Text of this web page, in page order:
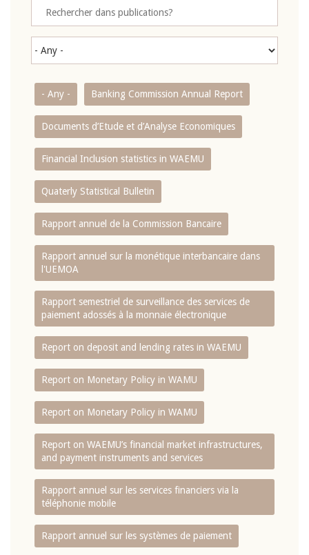
- Any - Banking Commission Annual Report
Documents d’Etude et d’Analyse Economiques
Financial Inclusion statistics in WAEMU
Quaterly Statistical Bulletin
Rapport annuel de la Commission Bancaire
Rapport annuel sur la monétique interbancaire dans
l'UEMOA
Rapport semestriel de surveillance des services de
paiement adossés à la monnaie électronique
Report on deposit and lending rates in WAEMU
Report on Monetary Policy in WAMU
Report on Monetary Policy in WAMU
Report on WAEMU’s financial market infrastructures,
and payment instruments and services
Rapport annuel sur les services financiers via la
téléphonie mobile
Rapport annuel sur les systèmes de paiement